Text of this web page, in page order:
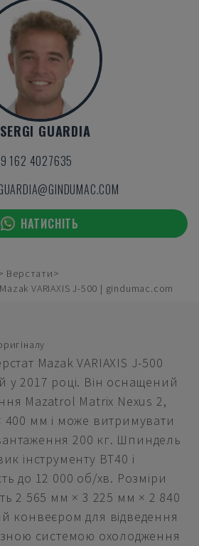
SERGI GUARDIA
162 4027635
НАТИСНІТЬ
Верстати
VARIAXIS J-500 | gindumac.com
Mazak VARIAXIS J-500
у 2017 році. Він оснащений
Mazatrol Matrix Nexus 2,
мм і може витримувати
200 кг. Шпиндель
інструменту BT40 і
до 12 000 об/хв. Розміри
2 565 мм × 3 225 мм × 2 840
конвеєром для відведення
системою охолодження